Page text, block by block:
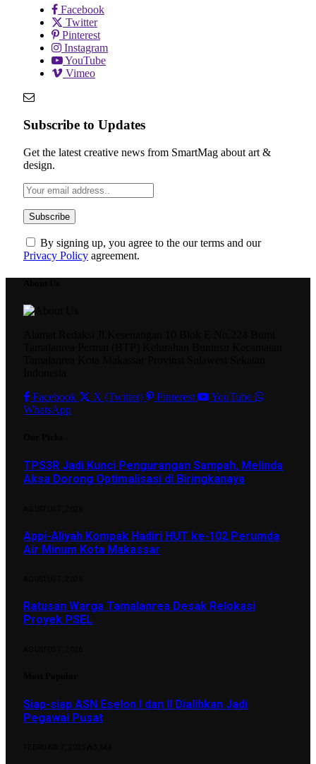
Facebook
Twitter
Pinterest
Instagram
YouTube
Vimeo
Subscribe to Updates
Get the latest creative news from SmartMag about art &
design.
By signing up, you agree to the our terms and our
Privacy Policy agreement.
Facebook
X (Twitter) Pinterest
YouTube
WhatsApp
TPS3R Jadi Kunci Pengurangan Sampah, Melinda
Aksa Dorong Optimalisasi di Biringkanaya
Appi-Aliyah Kompak Hadiri HUT ke-102 Perumda
Air Minum Kota Makassar
Ratusan Warga Tamalanrea Desak Relokasi
Proyek PSEL
Siap-siap ASN Eselon I dan II Dialihkan Jadi
Pegawai Pusat